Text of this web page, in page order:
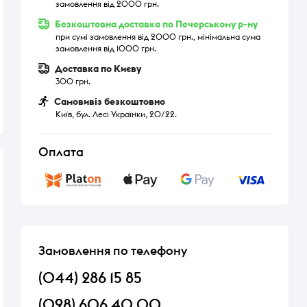
замовлення від 2000 грн.
Безкоштовна доставка по Печерському р-ну
при сумі замовлення від 2000 грн., мінімальна сума
замовлення від 1000 грн.
Доставка по Києву
300 грн.
Самовивіз безкоштовно
Київ, бул. Лесі Українки, 20/22.
Оплата
Замовлення по телефону
(044) 286 15 85